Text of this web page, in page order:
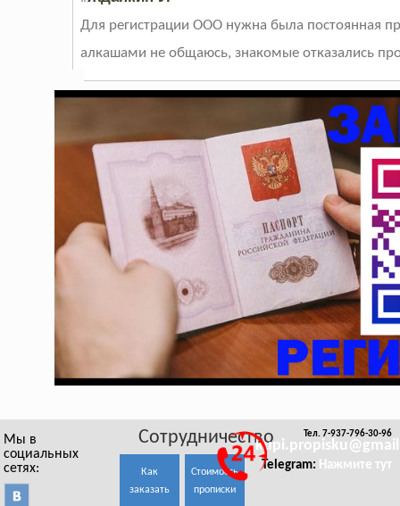
Для регистрации ООО нужна была постоянная
алкашами не общаюсь, знакомые отказались
Мы в
социальных
сетях:
Сотрудничество
Как
заказать
Стоимость
прописки
Тел. 7-937-796-30-96
Telegram: Нажмите тут